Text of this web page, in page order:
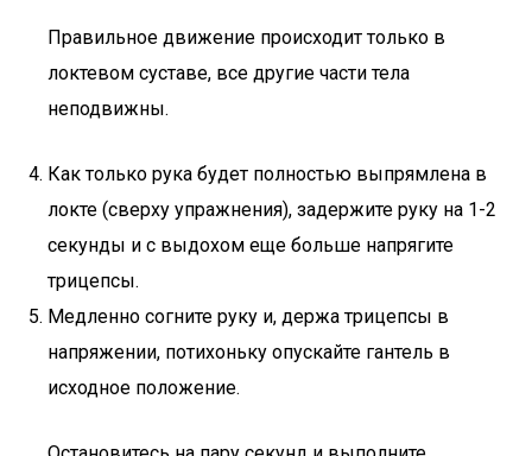
Правильное движение происходит только в
локтевом суставе, все другие части тела
неподвижны.
Как только рука будет полностью выпрямлена в
локте (сверху упражнения), задержите руку на 1-2
секунды и с выдохом еще больше напрягите
трицепсы.
Медленно согните руку и, держа трицепсы в
напряжении, потихоньку опускайте гантель в
исходное положение.